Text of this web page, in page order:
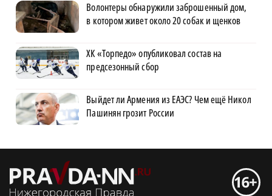
Волонтеры обнаружили заброшенный дом,
в котором живет около 20 собак и щенков
ХК «Торпедо» опубликовал состав на
предсезонный сбор
Выйдет ли Армения из ЕАЭС? Чем ещё Никол
Пашинян грозит России